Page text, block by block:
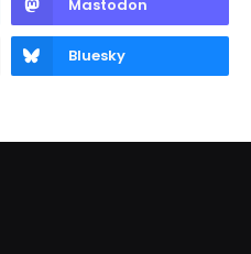
Mastodon
Bluesky